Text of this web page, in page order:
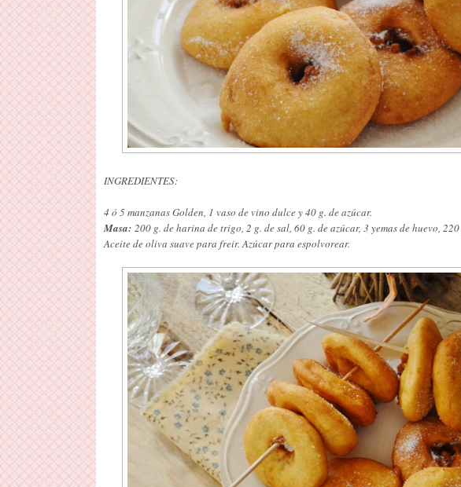
INGREDIENTES:
4 ó 5 manzanas Golden, 1 vaso de vino dulce y 40 g. de azúcar.
Masa: 200 g. de harina de trigo, 2 g. de sal, 60 g. de azúcar, 3 yemas de huevo,
Aceite de oliva suave para freir. Azúcar para espolvorear.